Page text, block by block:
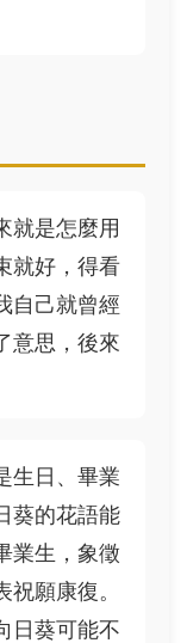
就是怎麼用
就好，得看
自己就曾經
意思，後來
生日、畢業
葵的花語能
業生，象徵
願康復。
日葵可能不